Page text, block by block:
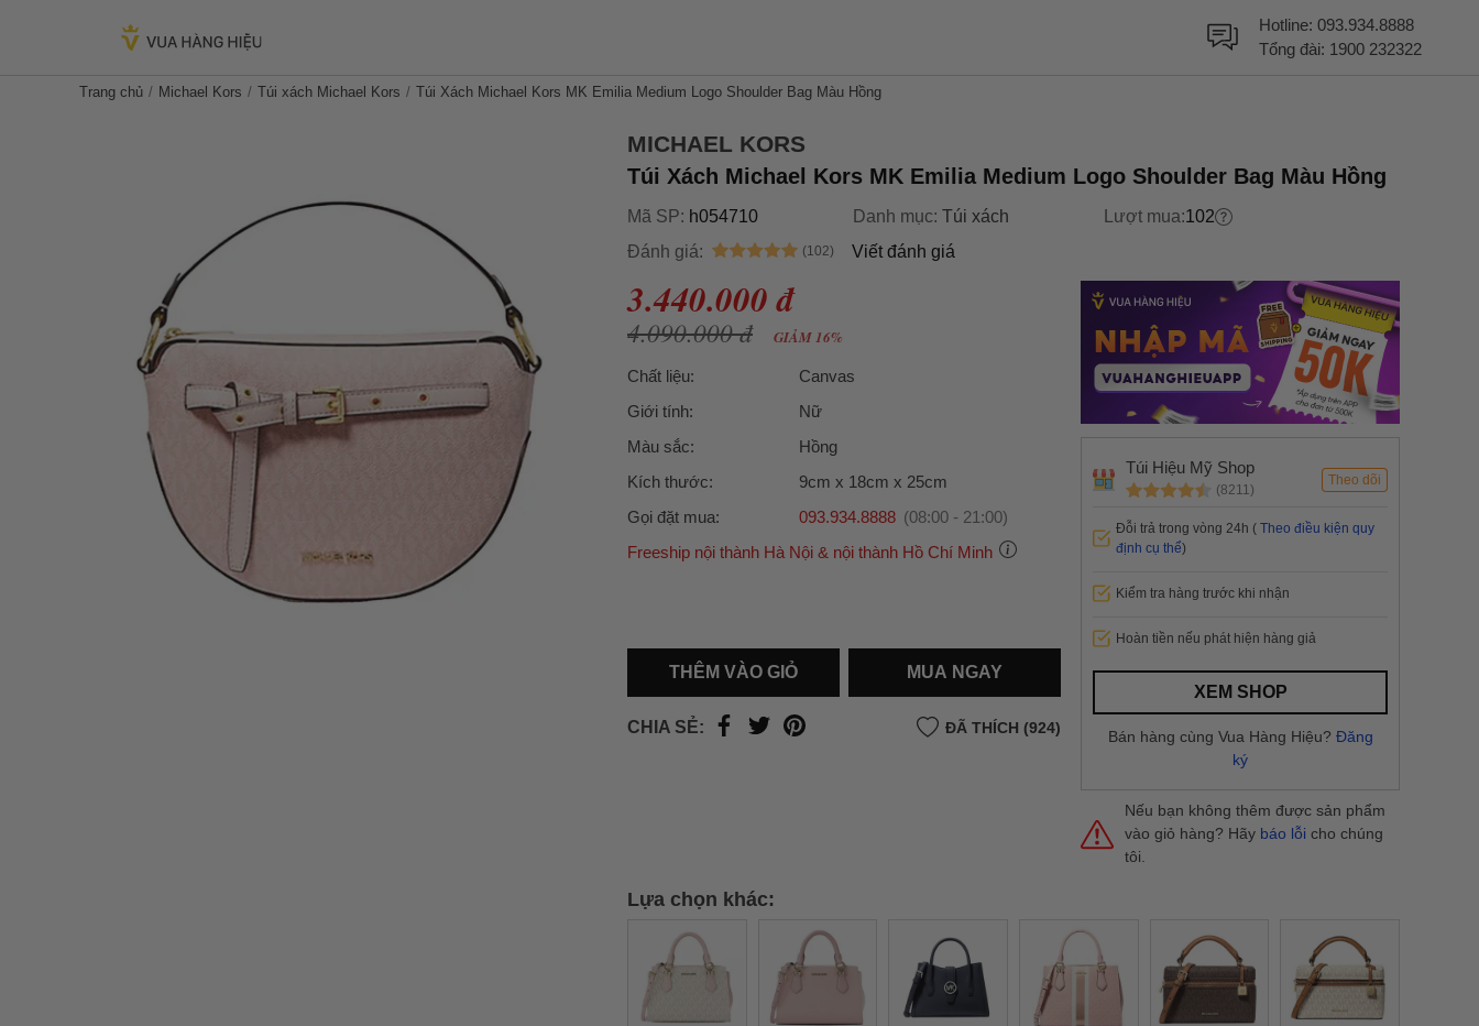
Hotline: 093.934.8888
Tổng đài: 1900 232322
Trang chủ Michael Kors Túi xách Michael Kors Túi Xách Michael Kors MK Emilia Medium Logo Shoulder Bag Màu Hồng
MICHAEL KORS
Túi Xách Michael Kors MK Emilia Medium Logo Shoulder Bag Màu Hồng
Mã SP: h054710 Danh mục: Túi xách Lượt mua:102
Đánh giá:
Viết đánh giá
3.440.000 đ
4.090.000 đ GIẢM 16%
Chất liệu:
Canvas
Giới tính:
Nữ
Màu sắc:
Hồng
Kích thước:
9cm x 18cm x 25cm
Gọi đặt mua:
093.934.8888 (08:00 - 21:00)
Freeship nội thành Hà Nội & nội thành Hồ Chí Minh
Hồ Chí Minh).
thành
Hồ Chí Minh, khách hàng muốn giao nhanh
trong ngày hoặc Đơn hàng giao hỏa tốc theo yêu cầu
THÊM VÀO GIỎ MUA NGAY
CHIA SẺ: ĐÃ THÍCH (924)
Lựa chọn khác:
Túi Hiệu Mỹ Shop
(8211)
Theo dõi
Đỗi trả trong vòng 24h ( Theo điều kiện quy
định cụ thể)
Kiểm tra hàng trước khi nhận
Hoàn tiền nếu phát hiện hàng giả
XEM SHOP
Bán hàng cùng Vua Hàng Hiệu? Đăng
ký
Nếu bạn không thêm được sản phẩm
vào giỏ hàng? Hãy báo lỗi cho chúng
tôi.